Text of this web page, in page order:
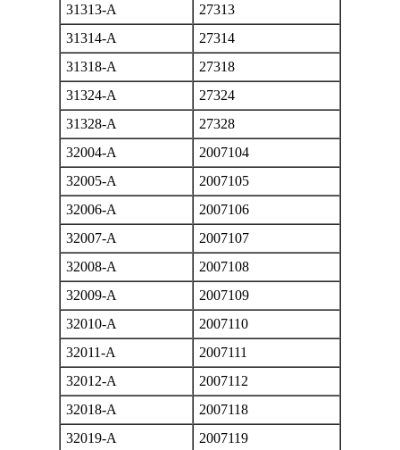
31313-A
27313
31314-A
27314
31318-A
27318
31324-A
27324
31328-A
27328
32004-A
2007104
32005-A
2007105
32006-A
2007106
32007-A
2007107
32008-A
2007108
32009-A
2007109
32010-A
2007110
32011-A
2007111
32012-A
2007112
32018-A
2007118
32019-A
2007119